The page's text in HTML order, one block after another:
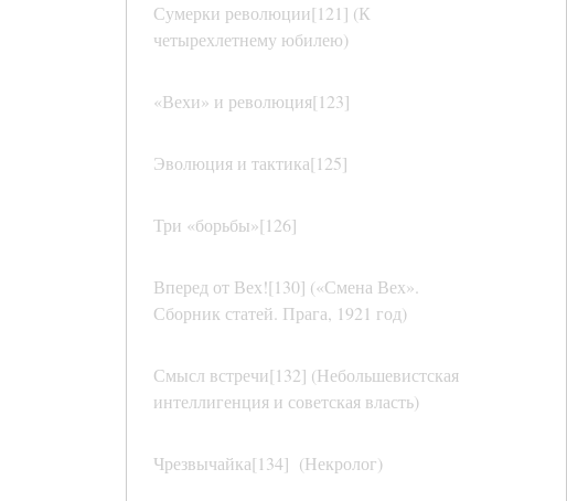
Сумерки революции[121] (К
четырехлетнему юбилею)
«Вехи» и революция[123]
Эволюция и тактика[125]
Три «борьбы»[126]
Вперед от Вех![130] («Смена Вех».
Сборник статей. Прага, 1921 год)
Смысл встречи[132] (Небольшевистская
интеллигенция и советская власть)
Чрезвычайка[134] (Некролог)